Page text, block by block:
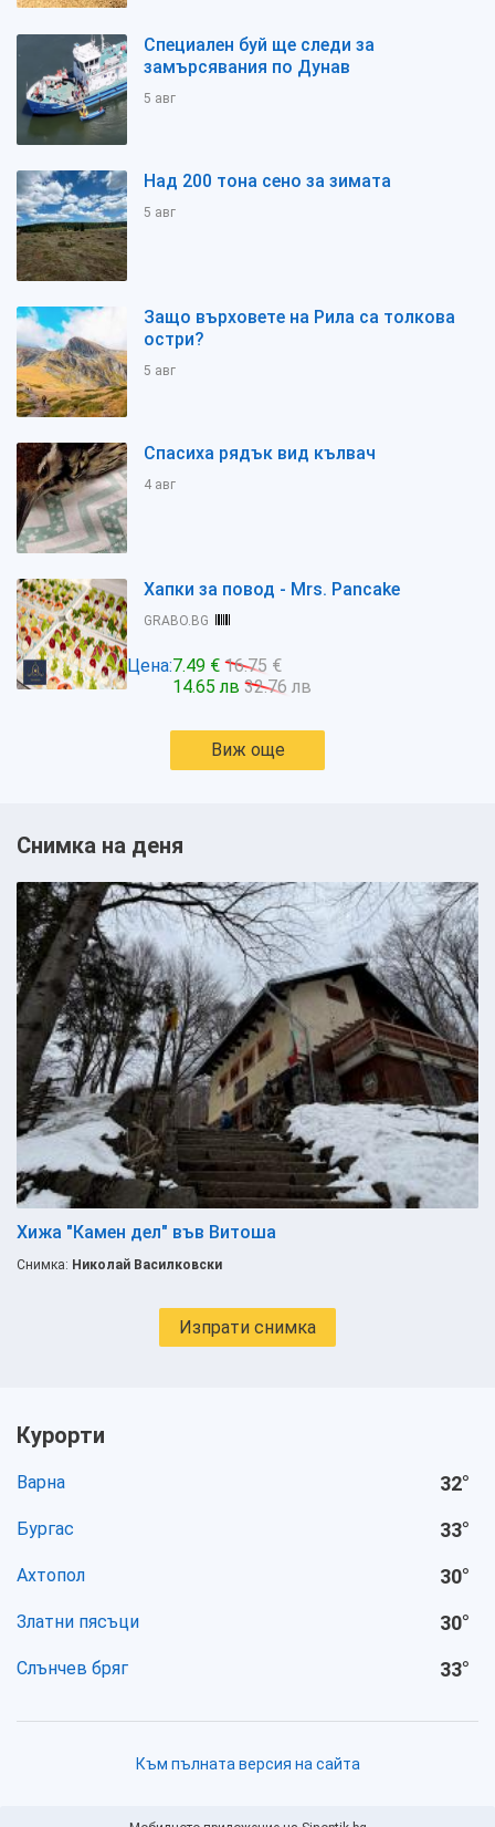
Специален буй ще следи за
замърсявания по Дунав
5 авг
Над 200 тона сено за зимата
5 авг
Защо върховете на Рила са толкова
остри?
5 авг
Спасиха рядък вид кълвач
4 авг
Хапки за повод - Mrs. Pancake
GRABO.BG
Цена:7.49 € 16.75 €
14.65 лв 32.76 лв
Виж още
Снимка на деня
Хижа "Камен дел" във Витоша
Снимка: Николай Василковски
Изпрати снимка
Курорти
Варна 32°
Бургас 33°
Ахтопол 30°
Златни пясъци 30°
Слънчев бряг 33°
Към пълната версия на сайта